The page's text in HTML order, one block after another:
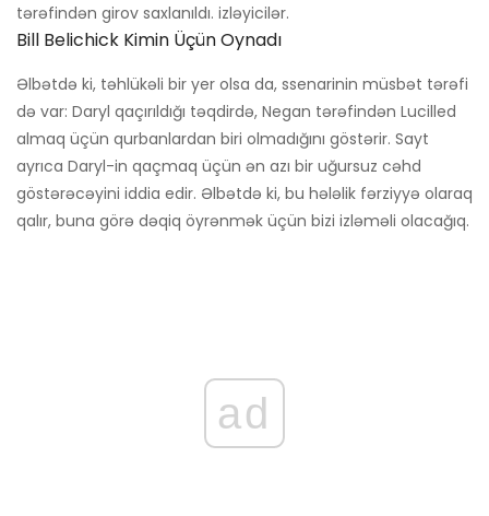
tərəfindən girov saxlanıldı. izləyicilər.
Bill Belichick Kimin Üçün Oynadı
Əlbətdə ki, təhlükəli bir yer olsa da, ssenarinin müsbət tərəfi
də var: Daryl qaçırıldığı təqdirdə, Negan tərəfindən Lucilled
almaq üçün qurbanlardan biri olmadığını göstərir. Sayt
ayrıca Daryl-in qaçmaq üçün ən azı bir uğursuz cəhd
göstərəcəyini iddia edir. Əlbətdə ki, bu hələlik fərziyyə olaraq
qalır, buna görə dəqiq öyrənmək üçün bizi izləməli olacağıq.
ad